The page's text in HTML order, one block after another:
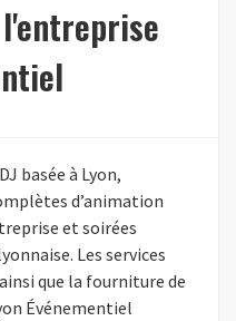
basée à Lyon,
d’animation
et soirées
Les services
que la fourniture de
Événementiel